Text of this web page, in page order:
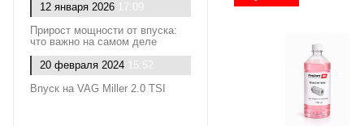
12 января 2026 17:09
Прирост мощности от впуска:
что важно на самом деле
20 февраля 2024 15:52
Впуск на VAG Miller 2.0 TSI